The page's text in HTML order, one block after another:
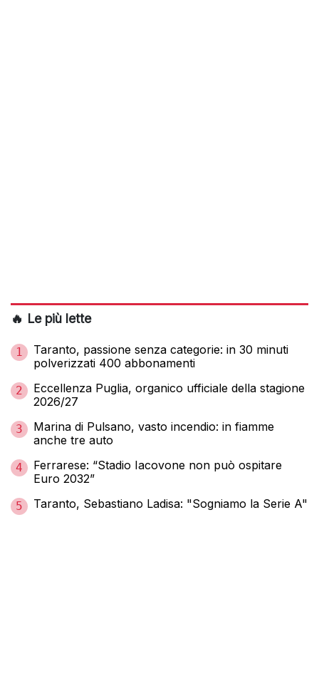
🔥 Le più lette
1
Taranto, passione senza categorie: in 30 minuti
polverizzati 400 abbonamenti
2
Eccellenza Puglia, organico ufficiale della stagione
2026/27
3
Marina di Pulsano, vasto incendio: in fiamme
anche tre auto
4
Ferrarese: “Stadio Iacovone non può ospitare
Euro 2032”
5 Taranto, Sebastiano Ladisa: "Sogniamo la Serie A"